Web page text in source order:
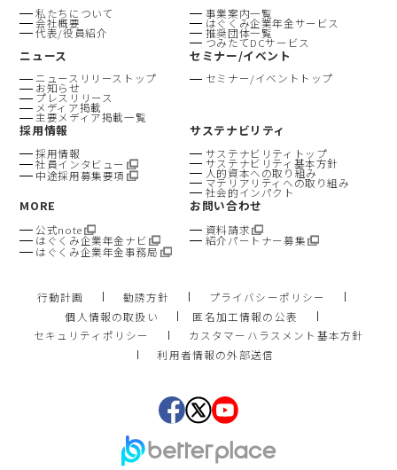
私たちについて
会社概要
代表/役員紹介
事業案内一覧
はぐくみ企業年金サービス
推奨団体一覧
つみたてDCサービス
ニュース
ニュースリリーストップ
お知らせ
プレスリリース
メディア掲載
主要メディア掲載一覧
セミナー/イベント
セミナー/イベントトップ
採用情報
採用情報
社員インタビュー
中途採用募集要項
サステナビリティ
サステナビリティトップ
サステナビリティ基本方針
人的資本への取り組み
マテリアリティへの取り組み
社会的インパクト
MORE
公式note
はぐくみ企業年金ナビ
はぐくみ企業年金事務局
お問い合わせ
資料請求
紹介パートナー募集
行動計画 勧誘方針
プライバシーポリシー
個人情報の取扱い
匿名加工情報の公表
セキュリティポリシー
カスタマーハラスメント基本方針
利用者情報の外部送信